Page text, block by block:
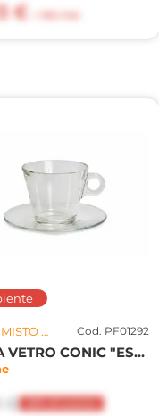
€
SFIZIO MISTO S.R.L. Cod. PF01292
TAZZA VETRO CONIC "ESPRESSO" 80CC 6PZ
€